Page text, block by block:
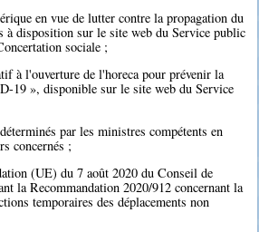
en vue de lutter contre la propagation du
disposition sur le site web du Service public
sociale ;
à l'ouverture de l'horeca pour prévenir la
19 », disponible sur le site web du Service
par les ministres compétents en
concernés ;
(UE) du 7 août 2020 du Conseil de
la Recommandation 2020/912 concernant la
temporaires des déplacements non